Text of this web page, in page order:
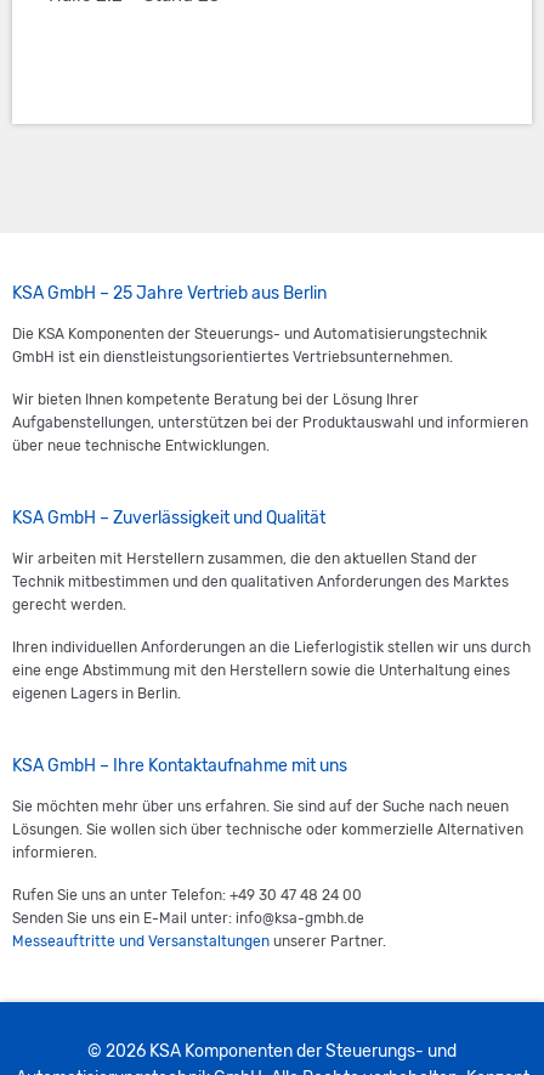
Footer
KSA GmbH – 25 Jahre Vertrieb aus Berlin
Die KSA Komponenten der Steuerungs- und Automatisierungstechnik
GmbH ist ein dienstleistungsorientiertes Vertriebsunternehmen.
Wir bieten Ihnen kompetente Beratung bei der Lösung Ihrer
Aufgabenstellungen, unterstützen bei der Produktauswahl und informieren
über neue technische Entwicklungen.
KSA GmbH – Zuverlässigkeit und Qualität
Wir arbeiten mit Herstellern zusammen, die den aktuellen Stand der
Technik mitbestimmen und den qualitativen Anforderungen des Marktes
gerecht werden.
Ihren individuellen Anforderungen an die Lieferlogistik stellen wir uns durch
eine enge Abstimmung mit den Herstellern sowie die Unterhaltung eines
eigenen Lagers in Berlin.
KSA GmbH – Ihre Kontaktaufnahme mit uns
Sie möchten mehr über uns erfahren. Sie sind auf der Suche nach neuen
Lösungen. Sie wollen sich über technische oder kommerzielle Alternativen
informieren.
Rufen Sie uns an unter Telefon: +49 30 47 48 24 00
Senden Sie uns ein E-Mail unter: info@ksa-gmbh.de
Messeauftritte und Versanstaltungen unserer Partner.
© 2026 KSA Komponenten der Steuerungs- und